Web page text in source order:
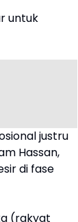
untuk
justru
Hassan,
di fase
(rakyat